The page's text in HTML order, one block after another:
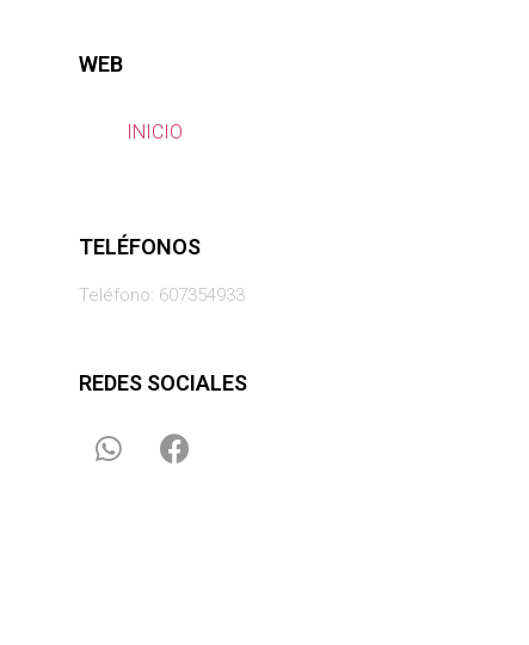
WEB
INICIO
TELÉFONOS
Teléfono: 607354933
REDES SOCIALES